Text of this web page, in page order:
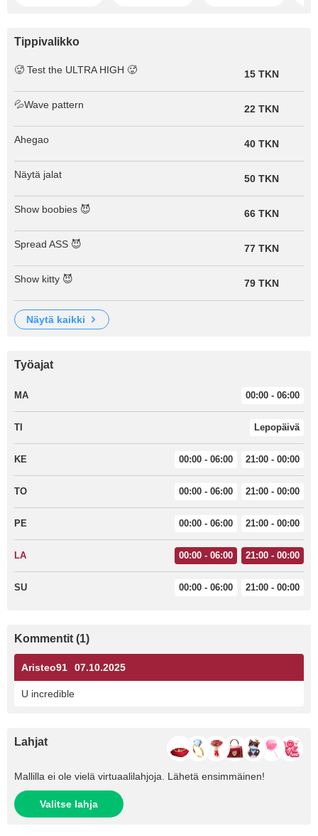
Tippivalikko
🥵 Test the ULTRA HIGH 🥵 15 TKN
💦Wave pattern 22 TKN
Ahegao 40 TKN
Näytä jalat 50 TKN
Show boobies 😈 66 TKN
Spread ASS 😈 77 TKN
Show kitty 😈 79 TKN
näytä kaikki
Työajat
MA 00:00 - 06:00
TI Lepopäivä
KE 00:00 - 06:00 21:00 - 00:00
TO 00:00 - 06:00 21:00 - 00:00
PE 00:00 - 06:00 21:00 - 00:00
LA 00:00 - 06:00 21:00 - 00:00
SU 00:00 - 06:00 21:00 - 00:00
Kommentit (1)
Aristeo91 07.10.2025
U incredible
Lahjat
Mallilla ei ole vielä virtuaalilahjoja. Lähetä ensimmäinen!
Valitse lahja